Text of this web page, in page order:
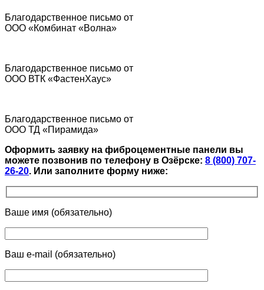
Благодарственное письмо от
ООО «Комбинат «Волна»
Благодарственное письмо от
ООО ВТК «ФастенХаус»
Благодарственное письмо от
ООО ТД «Пирамида»
Оформить заявку на фиброцементные панели вы
можете позвонив по телефону в Озёрске: 8 (800) 707-
26-20. Или заполните форму ниже:
Ваше имя (обязательно)
Ваш e-mail (обязательно)